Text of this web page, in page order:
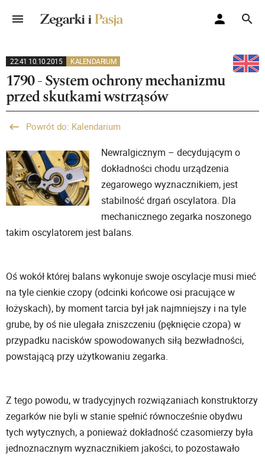
22:41 10.10.2015 KALENDARIUM
1790 - System ochrony mechanizmu
przed skutkami wstrząsów
Powrót do: Kalendarium
Newralgicznym – decydującym o
dokładności chodu urządzenia
zegarowego wyznacznikiem, jest
stabilność drgań oscylatora. Dla
mechanicznego zegarka noszonego
takim oscylatorem jest balans.
Oś wokół której balans wykonuje swoje oscylacje musi mieć
na tyle cienkie czopy (odcinki końcowe osi pracujące w
łożyskach), by moment tarcia był jak najmniejszy i na tyle
grube, by oś nie ulegała zniszczeniu (pęknięcie czopa) w
przypadku nacisków spowodowanych siłą bezwładności,
powstającą przy użytkowaniu zegarka.
Z tego powodu, w tradycyjnych rozwiązaniach konstruktorzy
zegarków nie byli w stanie spełnić równocześnie obydwu
tych wytycznych, a ponieważ dokładność czasomierzy była
jednoznacznym wyznacznikiem jakości, to pozostawało